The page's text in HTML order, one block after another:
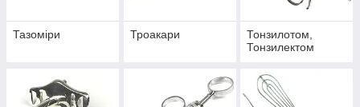
Тазоміри Троакари
Тонзилотом,
Тонзилектом